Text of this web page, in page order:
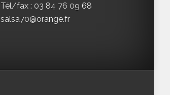
Tél/fax : 03 84 76 09 68
salsa70@orange.fr